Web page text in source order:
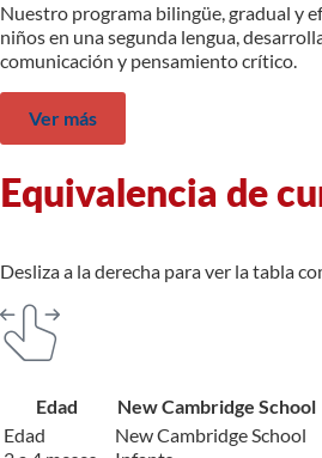
Nuestro programa bilingüe, gradual y
niños en una segunda lengua,
comunicación y pensamiento crítico.
Ver más
Equivalencia de
Desliza a la derecha para ver la tabla
Edad New Cambridge School
Edad
New Cambridge School